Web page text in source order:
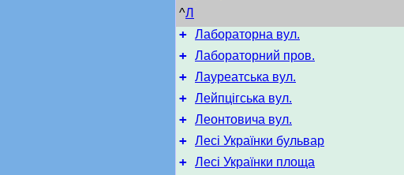
^Л
+ Лабораторна вул.
+ Лабораторний пров.
+ Лауреатська вул.
+ Лейпцігська вул.
+ Леонтовича вул.
+ Лесі Українки бульвар
+ Лесі Українки площа